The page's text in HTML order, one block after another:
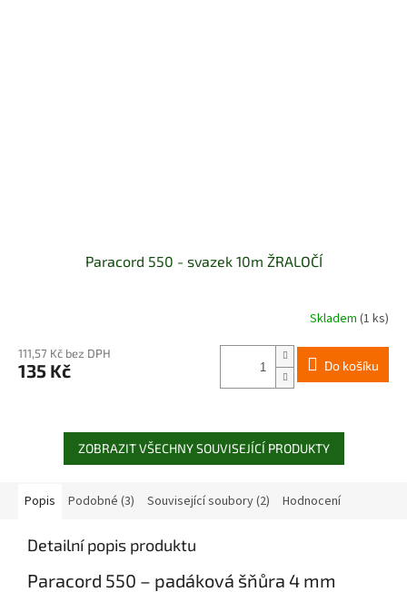
Paracord 550 - svazek 10m ŽRALOČÍ
Skladem (1 ks)
111,57 Kč bez DPH
135 Kč Do košíku
ZOBRAZIT VŠECHNY SOUVISEJÍCÍ PRODUKTY
Popis Podobné (3) Související soubory (2) Hodnocení
Detailní popis produktu
Paracord 550 – padáková šňůra 4 mm